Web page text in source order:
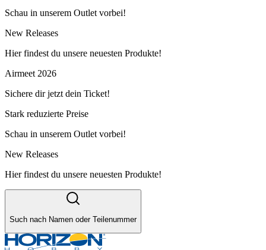
Schau in unserem Outlet vorbei!
New Releases
Hier findest du unsere neuesten Produkte!
Airmeet 2026
Sichere dir jetzt dein Ticket!
Stark reduzierte Preise
Schau in unserem Outlet vorbei!
New Releases
Hier findest du unsere neuesten Produkte!
Such nach Namen oder Teilenummer